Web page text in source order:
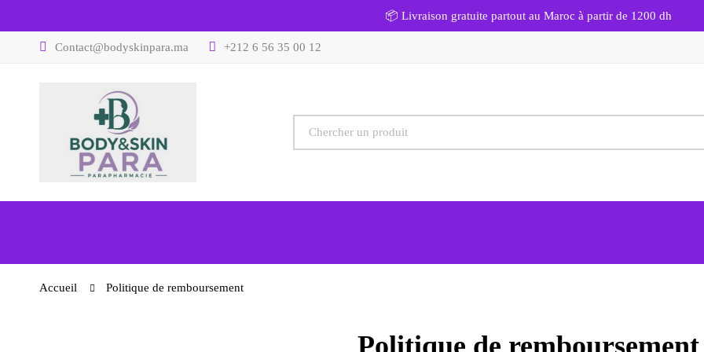
📦 Livraison gratuite partout au Maroc à partir de 1200 dh
Contact@bodyskinpara.ma +212 6 56 35 00 12
Accueil Politique de remboursement
Politique de remboursement